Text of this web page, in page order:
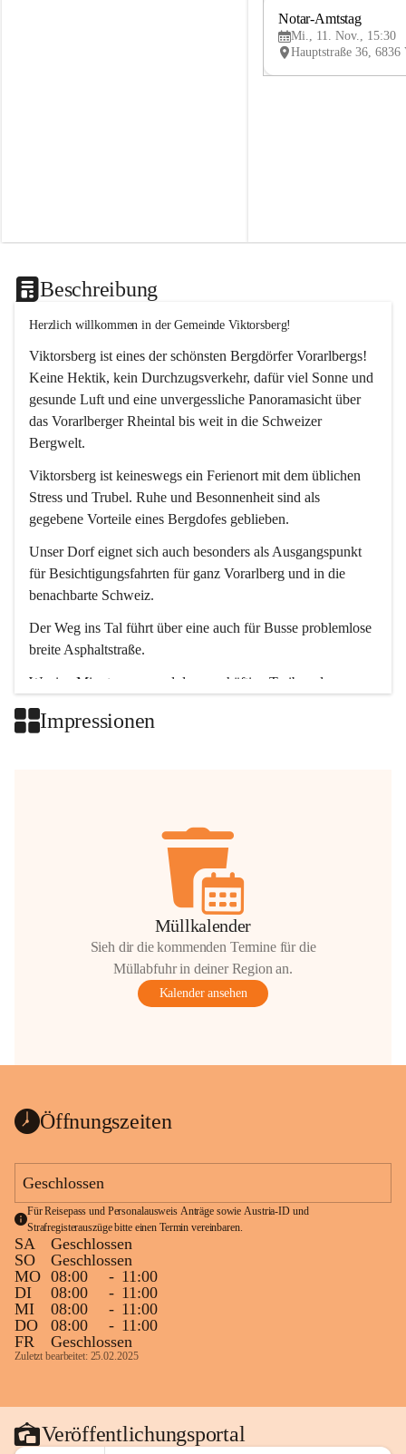
Notar-Amtstag
Mi., 11. Nov., 15:30
Beschreibung
Herzlich willkommen in der Gemeinde Viktorsberg!
Viktorsberg ist eines der schönsten Bergdörfer Vorarlbergs!
Keine Hektik, kein Durchzugsverkehr, dafür viel Sonne und
gesunde Luft und eine unvergessliche Panoramasicht über
das Vorarlberger Rheintal bis weit in die Schweizer
Bergwelt.
Viktorsberg ist keineswegs ein Ferienort mit dem üblichen
Stress und Trubel. Ruhe und Besonnenheit sind als
gegebene Vorteile eines Bergdofes geblieben.
Unser Dorf eignet sich auch besonders als Ausgangspunkt
für Besichtigungsfahrten für ganz Vorarlberg und in die
benachbarte Schweiz.
Der Weg ins Tal führt über eine auch für Busse problemlose
breite Asphaltstraße.
Wenige Minuten nur, und das geschäftige Treiben der
Impressionen
Müllkalender
Sieh dir die kommenden Termine für die
Müllabfuhr in deiner Region an.
Kalender ansehen
Öffnungszeiten
Geschlossen
Für Reisepass und Personalausweis Anträge sowie Austria-ID und
Strafregisterauszüge bitte einen Termin vereinbaren.
SA
Geschlossen
SO
Geschlossen
MO 08:00 - 11:00
DI
08:00 - 11:00
MI
08:00 - 11:00
DO
08:00 - 11:00
FR
Geschlossen
Zuletzt bearbeitet: 25.02.2025
Veröffentlichungsportal